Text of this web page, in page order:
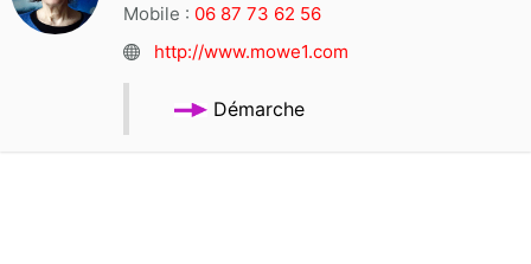
Mobile : 06 87 73 62 56
http://www.mowe1.com
Démarche